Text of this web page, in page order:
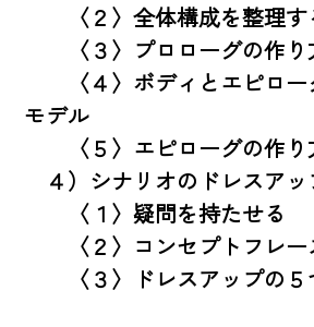
〈２〉全体構成を整理す
〈３〉プロローグの作り
〈４〉ボディとエピロー
モデル
〈５〉エピローグの作り
４）シナリオのドレスアッ
〈１〉疑問を持たせる
〈２〉コンセプトフレー
〈３〉ドレスアップの５